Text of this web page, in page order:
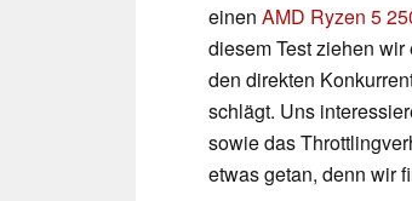
einen AMD Ryzen 5
diesem Test ziehen
den direkten
schlägt. Uns
sowie das
etwas getan, denn wir